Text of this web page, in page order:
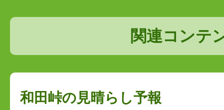
関連コンテ
和田峠の見晴らし予報